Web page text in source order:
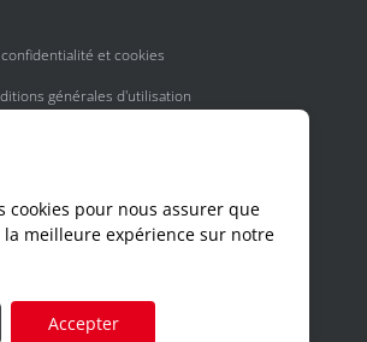
confidentialité et cookies
générales d'utilisation
declaration d'un incident
de demande d'accès
cookies pour nous assurer que
la meilleure expérience sur notre
Accepter